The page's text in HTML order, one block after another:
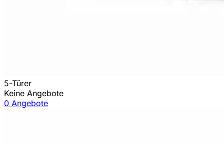
5-Türer
Keine Angebote
0 Angebote